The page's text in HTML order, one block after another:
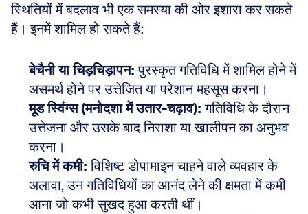
स्थितियों में बदलाव भी एक समस्या की ओर इशारा कर सकते
हैं। इनमें शामिल हो सकते हैं:
बेचैनी या चिड़चिड़ापन: पुरस्कृत गतिविधि में शामिल होने में
असमर्थ होने पर उत्तेजित या परेशान महसूस करना।
मूड स्विंग्स (मनोदशा में उतार-चढ़ाव): गतिविधि के दौरान
उत्तेजना और उसके बाद निराशा या खालीपन का अनुभव
करना।
रुचि में कमी: विशिष्ट डोपामाइन चाहने वाले व्यवहार के
अलावा, उन गतिविधियों का आनंद लेने की क्षमता में कमी
आना जो कभी सुखद हुआ करती थीं।